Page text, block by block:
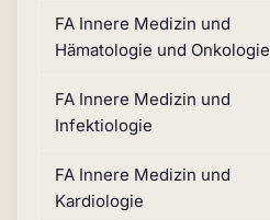
FA Innere Medizin und
Hämatologie und Onkologie
FA Innere Medizin und
Infektiologie
FA Innere Medizin und
Kardiologie